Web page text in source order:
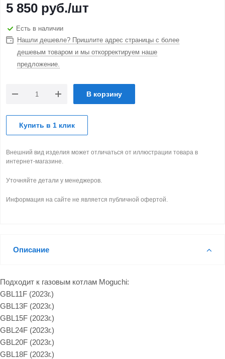
5 850 руб./шт
Есть в наличии
Нашли дешевле? Пришлите адрес страницы с более
дешевым товаром и мы откорректируем наше
предложение.
В корзину
Купить в 1 клик
Внешний вид изделия может отличаться от иллюстрации товара в
интернет-магазине.
Уточняйте детали у менеджеров.
Информация на сайте не является публичной офертой.
Описание
Подходит к газовым котлам Moguchi:
GBL11F (2023г.)
GBL13F (2023г.)
GBL15F (2023г.)
GBL24F (2023г.)
GBL20F (2023г.)
GBL18F (2023г.)